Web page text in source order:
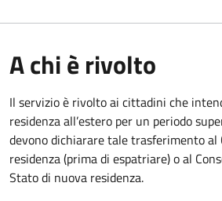
A chi è rivolto
Il servizio è rivolto ai cittadini che
residenza all’estero per un periodo
devono dichiarare tale trasferimento al
residenza (prima di espatriare) o al
Stato di nuova residenza.